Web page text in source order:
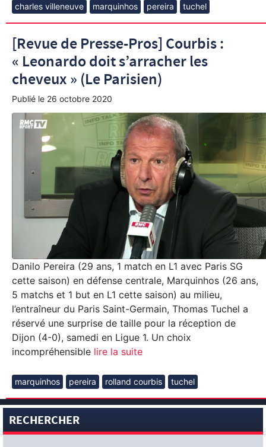
charles villeneuve marquinhos pereira tuchel
[Revue de Presse-Pros] Courbis :
« Leonardo doit s’arracher les
cheveux » (Le Parisien)
Publié le 26 octobre 2020
Danilo Pereira (29 ans, 1 match en L1 avec Paris SG
cette saison) en défense centrale, Marquinhos (26 ans,
5 matchs et 1 but en L1 cette saison) au milieu,
l’entraîneur du Paris Saint-Germain, Thomas Tuchel a
réservé une surprise de taille pour la réception de
Dijon (4-0), samedi en Ligue 1. Un choix
incompréhensible lire la suite
marquinhos pereira rolland courbis tuchel
RECHERCHER